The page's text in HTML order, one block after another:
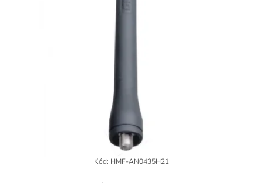
Kód: HMF-AN0435H21